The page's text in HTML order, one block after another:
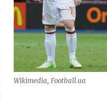
Wikimedia, Football.ua